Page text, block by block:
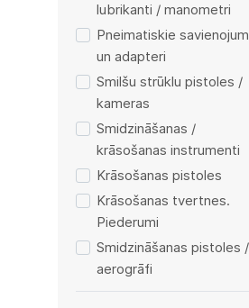
lubrikanti / manometri
Pneimatiskie
un adapteri
Smilšu strūklu pistoles /
kameras
Smidzināšanas /
krāsošanas instrumenti
Krāsošanas pistoles
Krāsošanas tvertnes.
Piederumi
Smidzināšanas pistoles /
aerogrāfi